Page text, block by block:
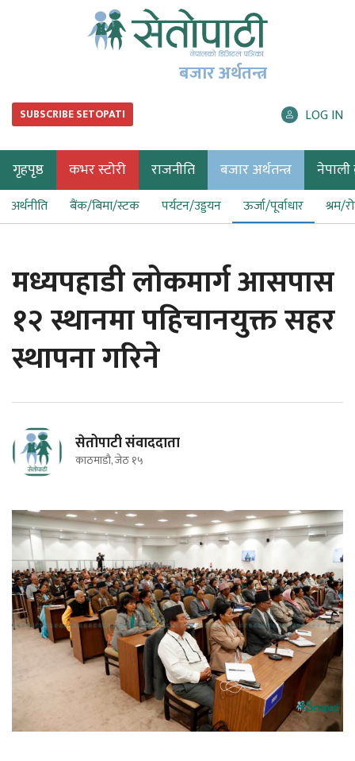
बजार अर्थतन्त्र
SUBSCRIBE SETOPATI LOG IN
गृहपृष्ठ कभर स्टोरी राजनीति बजार अर्थतन्त्र नेपाली
अर्थनीति बैंक/बिमा/स्टक पर्यटन/उड्डयन ऊर्जा/पूर्वाधार श्रम/
मध्यपहाडी लोकमार्ग आसपास
१२ स्थानमा पहिचानयुक्त सहर
स्थापना गरिने
सेतोपाटी संवाददाता
काठमाडौ, जेठ १५